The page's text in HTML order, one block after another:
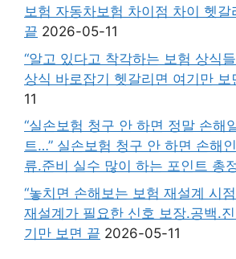
보험 자동차보험 차이점 차이 헷갈
끝 2026-05-11
“알고 있다고 착각하는 보험 상식
상식 바로잡기 헷갈리면 여기만 보
11
“실손보험 청구 안 하면 정말 손해
트…” 실손보험 청구 안 하면 손해
류.준비 실수 많이 하는 포인트 총
“놓치면 손해보는 보험 재설계 시
재설계가 필요한 신호 보장.공백.
기만 보면 끝 2026-05-11